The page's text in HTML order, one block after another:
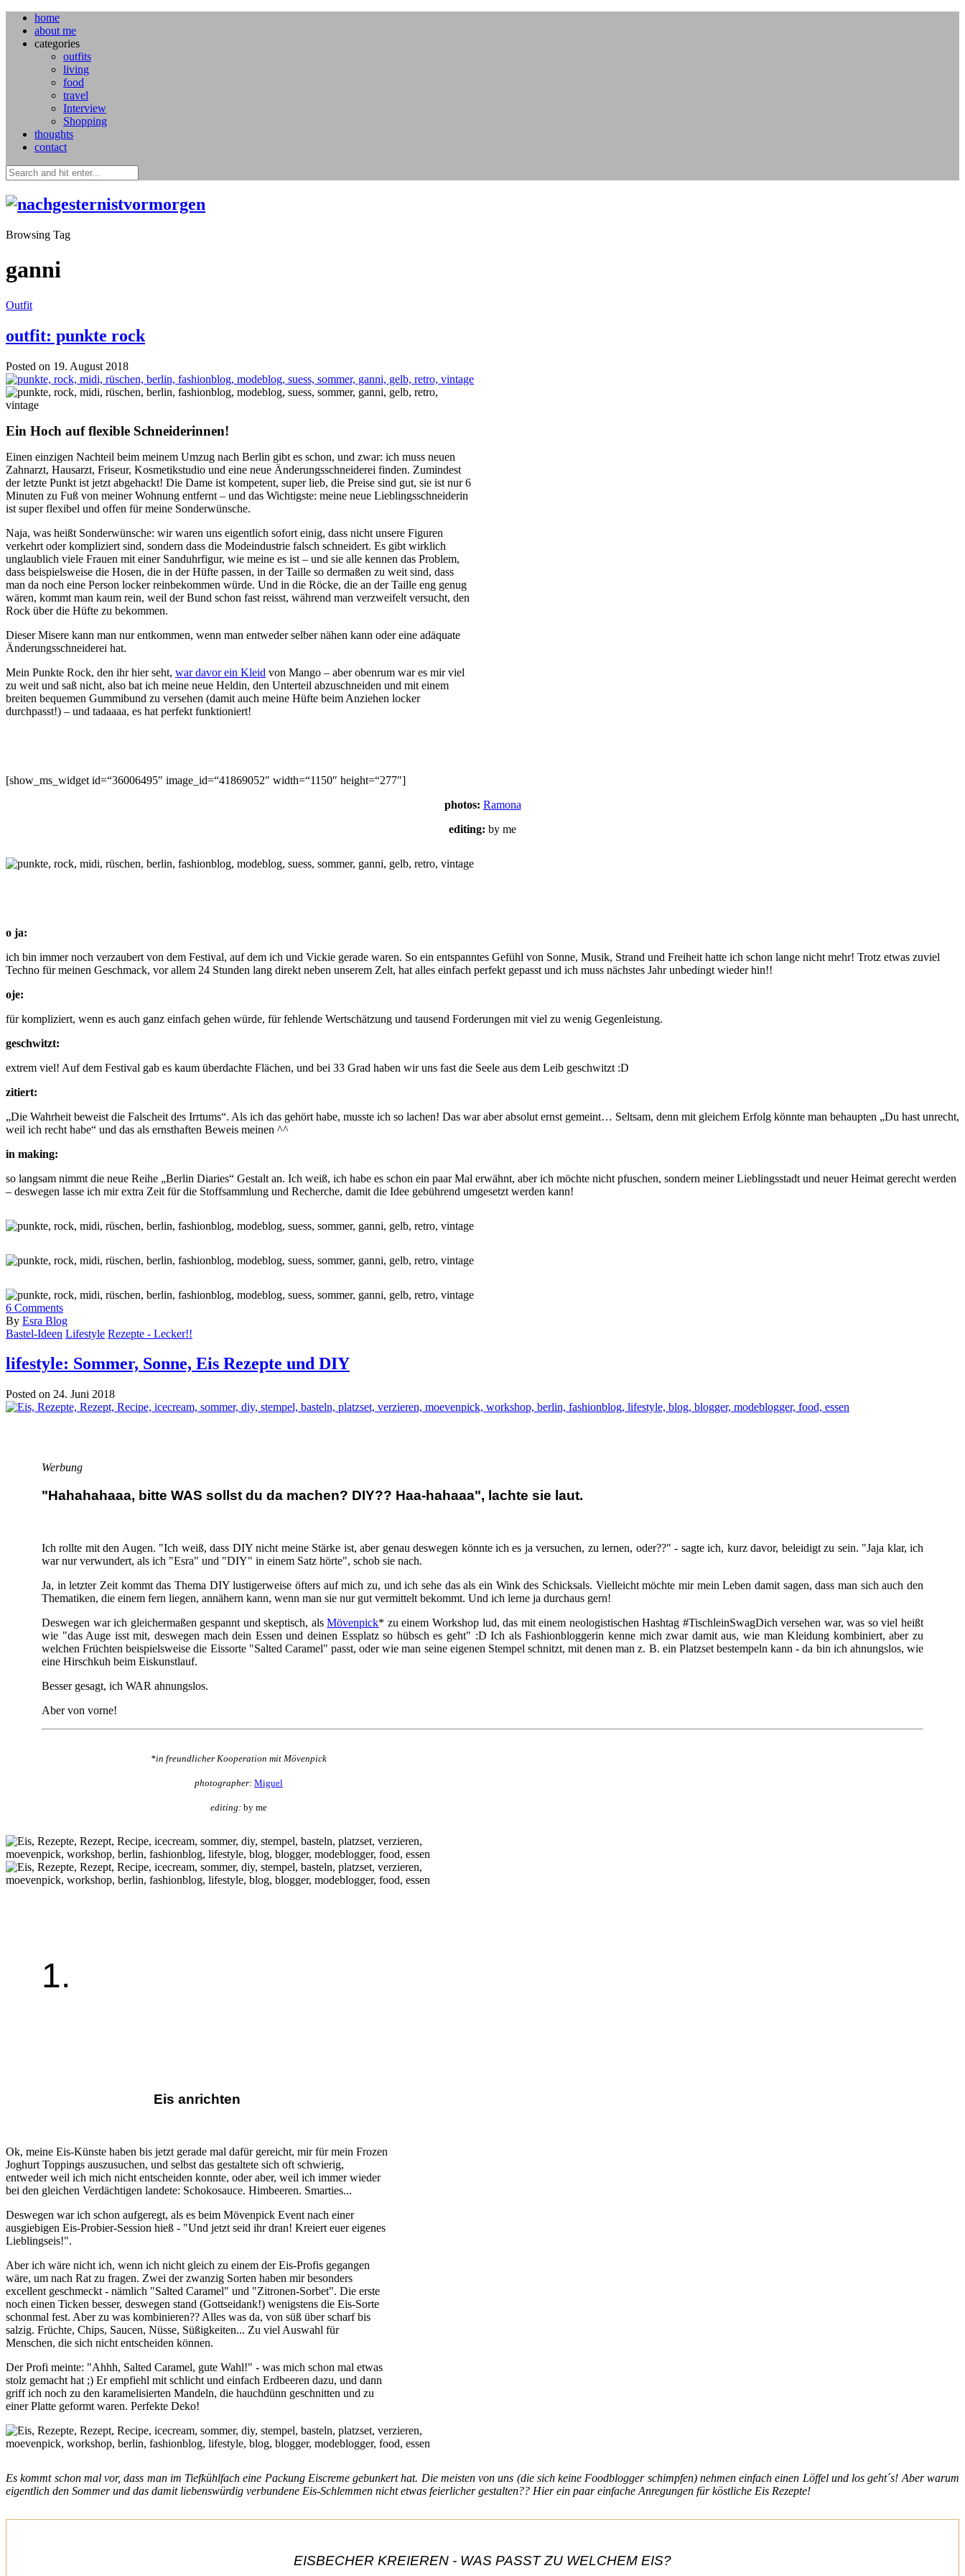
home
about me
categories
outfits
living
food
travel
Interview
Shopping
thoughts
contact
Browsing Tag
ganni
Outfit
outfit: punkte rock
Posted on 19. August 2018
Ein Hoch auf flexible Schneiderinnen!
Einen einzigen Nachteil beim meinem Umzug nach Berlin gibt es schon, und zwar: ich muss neuen
Zahnarzt, Hausarzt, Friseur, Kosmetikstudio und eine neue Änderungsschneiderei finden. Zumindest
der letzte Punkt ist jetzt abgehackt! Die Dame ist kompetent, super lieb, die Preise sind gut, sie ist nur 6
Minuten zu Fuß von meiner Wohnung entfernt – und das Wichtigste: meine neue Lieblingsschneiderin
ist super flexibel und offen für meine Sonderwünsche.
Naja, was heißt Sonderwünsche: wir waren uns eigentlich sofort einig, dass nicht unsere Figuren
verkehrt oder kompliziert sind, sondern dass die Modeindustrie falsch schneidert. Es gibt wirklich
unglaublich viele Frauen mit einer Sanduhrfigur, wie meine es ist – und sie alle kennen das Problem,
dass beispielsweise die Hosen, die in der Hüfte passen, in der Taille so dermaßen zu weit sind, dass
man da noch eine Person locker reinbekommen würde. Und in die Röcke, die an der Taille eng genug
wären, kommt man kaum rein, weil der Bund schon fast reisst, während man verzweifelt versucht, den
Rock über die Hüfte zu bekommen.
Dieser Misere kann man nur entkommen, wenn man entweder selber nähen kann oder eine adäquate
Änderungsschneiderei hat.
Mein Punkte Rock, den ihr hier seht, war davor ein Kleid von Mango – aber obenrum war es mir viel
zu weit und saß nicht, also bat ich meine neue Heldin, den Unterteil abzuschneiden und mit einem
breiten bequemen Gummibund zu versehen (damit auch meine Hüfte beim Anziehen locker
durchpasst!) – und tadaaaa, es hat perfekt funktioniert!
[show_ms_widget id=“36006495″ image_id=“41869052″ width=“1150″ height=“277″]
photos: Ramona
editing: by me
o ja:
ich bin immer noch verzaubert von dem Festival, auf dem ich und Vickie gerade waren. So ein entspanntes Gefühl von Sonne, Musik, Strand und Freiheit hatte ich schon lange nicht mehr! Trotz etwas zuviel
Techno für meinen Geschmack, vor allem 24 Stunden lang direkt neben unserem Zelt, hat alles einfach perfekt gepasst und ich muss nächstes Jahr unbedingt wieder hin!!
oje:
für kompliziert, wenn es auch ganz einfach gehen würde, für fehlende Wertschätzung und tausend Forderungen mit viel zu wenig Gegenleistung.
geschwitzt:
extrem viel! Auf dem Festival gab es kaum überdachte Flächen, und bei 33 Grad haben wir uns fast die Seele aus dem Leib geschwitzt :D
zitiert:
„Die Wahrheit beweist die Falscheit des Irrtums“. Als ich das gehört habe, musste ich so lachen! Das war aber absolut ernst gemeint… Seltsam, denn mit gleichem Erfolg könnte man behaupten „Du hast unrecht,
weil ich recht habe“ und das als ernsthaften Beweis meinen ^^
in making:
so langsam nimmt die neue Reihe „Berlin Diaries“ Gestalt an. Ich weiß, ich habe es schon ein paar Mal erwähnt, aber ich möchte nicht pfuschen, sondern meiner Lieblingsstadt und neuer Heimat gerecht werden
– deswegen lasse ich mir extra Zeit für die Stoffsammlung und Recherche, damit die Idee gebührend umgesetzt werden kann!
6 Comments
By Esra Blog
Bastel-Ideen Lifestyle Rezepte - Lecker!!
lifestyle: Sommer, Sonne, Eis Rezepte und DIY
Posted on 24. Juni 2018
Werbung
"Hahahahaaa, bitte WAS sollst du da machen? DIY?? Haa-hahaaa", lachte sie laut.
Ich rollte mit den Augen. "Ich weiß, dass DIY nicht meine Stärke ist, aber genau deswegen könnte ich es ja versuchen, zu lernen, oder??" - sagte ich, kurz davor, beleidigt zu sein. "Jaja klar, ich
war nur verwundert, als ich "Esra" und "DIY" in einem Satz hörte", schob sie nach.
Ja, in letzter Zeit kommt das Thema DIY lustigerweise öfters auf mich zu, und ich sehe das als ein Wink des Schicksals. Vielleicht möchte mir mein Leben damit sagen, dass man sich auch den
Thematiken, die einem fern liegen, annähern kann, wenn man sie nur gut vermittelt bekommt. Und ich lerne ja durchaus gern!
Deswegen war ich gleichermaßen gespannt und skeptisch, alsMövenpick* zu einem Workshop lud, das mit einem neologistischen Hashtag #TischleinSwagDich versehen war, was so viel heißt
wie "das Auge isst mit, deswegen mach dein Essen und deinen Essplatz so hübsch es geht" :D Ich als Fashionbloggerin kenne mich zwar damit aus, wie man Kleidung kombiniert, aber zu
welchen Früchten beispielsweise die Eissorte "Salted Caramel" passt, oder wie man seine eigenen Stempel schnitzt, mit denen man z. B. ein Platzset bestempeln kann - da bin ich ahnungslos, wie
eine Hirschkuh beim Eiskunstlauf.
Besser gesagt, ich WAR ahnungslos.
Aber von vorne!
*in freundlicher Kooperation mit Mövenpick
photographer: Miguel
editing: by me
1.
Eis anrichten
Ok, meine Eis-Künste haben bis jetzt gerade mal dafür gereicht, mir für mein Frozen
Joghurt Toppings auszusuchen, und selbst das gestaltete sich oft schwierig,
entweder weil ich mich nicht entscheiden konnte, oder aber, weil ich immer wieder
bei den gleichen Verdächtigen landete: Schokosauce. Himbeeren. Smarties...
Deswegen war ich schon aufgeregt, als es beim Mövenpick Event nach einer
ausgiebigen Eis-Probier-Session hieß - "Und jetzt seid ihr dran! Kreiert euer eigenes
Lieblingseis!".
Aber ich wäre nicht ich, wenn ich nicht gleich zu einem der Eis-Profis gegangen
wäre, um nach Rat zu fragen. Zwei der zwanzig Sorten haben mir besonders
excellent geschmeckt - nämlich "Salted Caramel" und "Zitronen-Sorbet". Die erste
noch einen Ticken besser, deswegen stand (Gottseidank!) wenigstens die Eis-Sorte
schonmal fest. Aber zu was kombinieren?? Alles was da, von süß über scharf bis
salzig. Früchte, Chips, Saucen, Nüsse, Süßigkeiten... Zu viel Auswahl für
Menschen, die sich nicht entscheiden können.
Der Profi meinte: "Ahhh, Salted Caramel, gute Wahl!" - was mich schon mal etwas
stolz gemacht hat ;) Er empfiehl mit schlicht und einfach Erdbeeren dazu, und dann
griff ich noch zu den karamelisierten Mandeln, die hauchdünn geschnitten und zu
einer Platte geformt waren. Perfekte Deko!
Es kommt schon mal vor, dass man im Tiefkühlfach eine Packung Eiscreme gebunkert hat. Die meisten von uns (die sich keine Foodblogger schimpfen) nehmen einfach einen Löffel und los geht´s! Aber warum
eigentlich den Sommer und das damit liebenswürdig verbundene Eis-Schlemmen nicht etwas feierlicher gestalten?? Hier ein paar einfache Anregungen für köstliche Eis Rezepte!
EISBECHER KREIEREN - WAS PASST ZU WELCHEM EIS?